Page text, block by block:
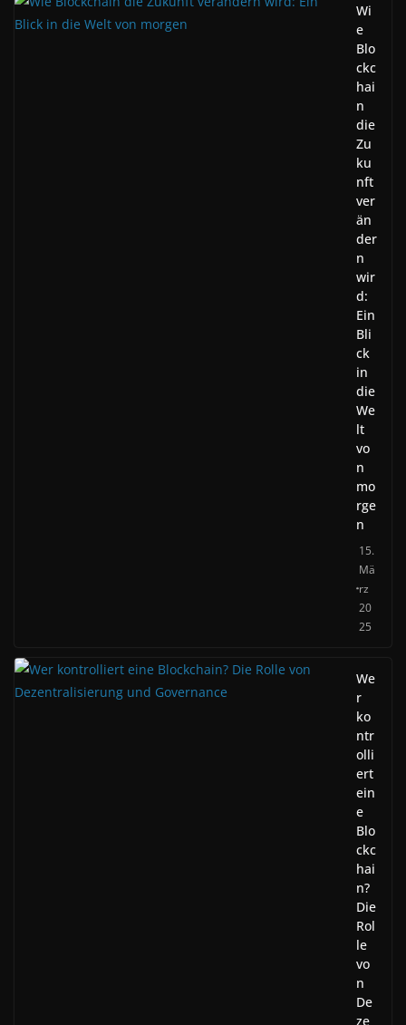
Wi
e
Blo
ckc
hai
n
die
Zu
ku
nft
ver
än
der
n
wir
d:
Ein
Bli
ck
in
die
We
lt
vo
n
mo
rge
n
15.
Mä
rz
20
25
We
r
ko
ntr
olli
ert
ein
e
Blo
ckc
hai
n?
Die
Rol
le
vo
n
De
ze